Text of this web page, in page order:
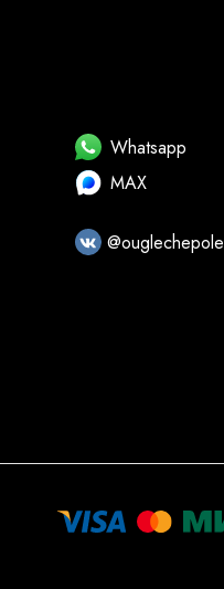
Whatsapp
MAX
@ouglechepole